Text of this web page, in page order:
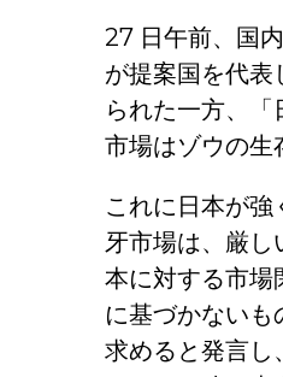
27 日午前、国
が提案国を代表
られた一方、
市場はゾウの生
これに日本が
牙市場は、厳し
本に対する市場
に基づかない
求めると発言し